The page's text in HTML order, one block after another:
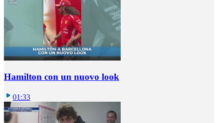
Hamilton con un nuovo look
01:33